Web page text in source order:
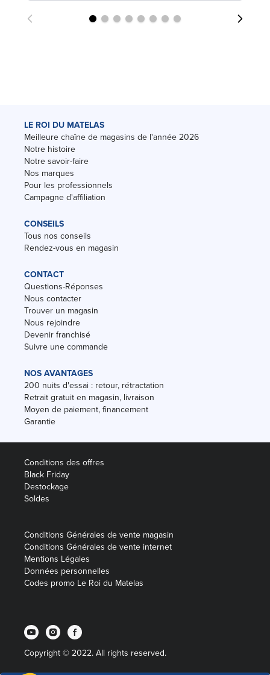
LE ROI DU MATELAS
Meilleure chaîne de magasins de l'année 2026
Notre histoire
Notre savoir-faire
Nos marques
Pour les professionnels
Campagne d'affiliation
CONSEILS
Tous nos conseils
Rendez-vous en magasin
CONTACT
Questions-Réponses
Nous contacter
Trouver un magasin
Nous rejoindre
Devenir franchisé
Suivre une commande
NOS AVANTAGES
200 nuits d'essai : retour, rétractation
Retrait gratuit en magasin, livraison
Moyen de paiement, financement
Garantie
Conditions des offres
Black Friday
Destockage
Soldes
Conditions Générales de vente magasin
Conditions Générales de vente internet
Mentions Légales
Données personnelles
Codes promo Le Roi du Matelas
Copyright © 2022. All rights reserved.